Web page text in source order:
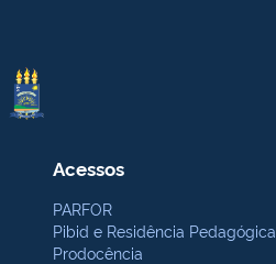
Acessos
PARFOR
Pibid e Residência Pedagógica
Prodocência